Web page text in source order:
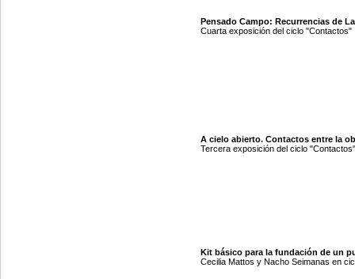
Pensado Campo: Recurrencias de
Cuarta exposición del ciclo "Contactos"
A cielo abierto. Contactos entre la
Tercera exposición del ciclo "Contactos"
Kit básico para la fundación de un
Cecilia Mattos y Nacho Seimanas en